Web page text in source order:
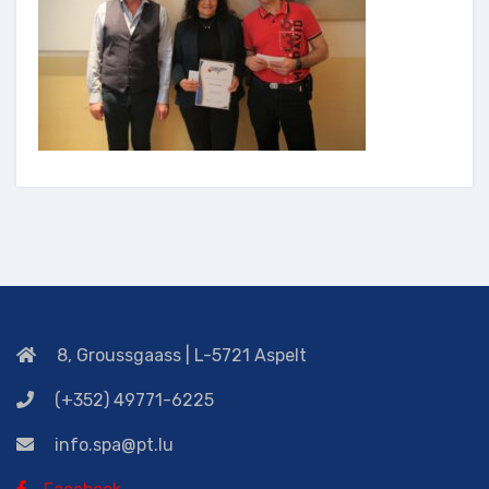
8, Groussgaass | L-5721 Aspelt
(+352) 49771-6225
info.spa@pt.lu